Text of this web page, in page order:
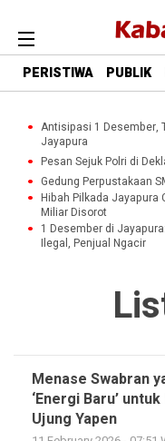
PERISTIWA PUBLIK
Antisipasi 1 Desember,
Jayapura
Pesan Sejuk Polri di
Gedung Perpustakaan
Hibah Pilkada Jayapura
Miliar Disorot
1 Desember di
Ilegal, Penjual Ngacir
Menase Swabran
‘Energi Baru’
Ujung Yapen